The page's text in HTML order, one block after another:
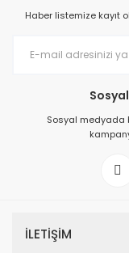
Haber listemize kayıt
Sosyal medyada
İLETİŞİM